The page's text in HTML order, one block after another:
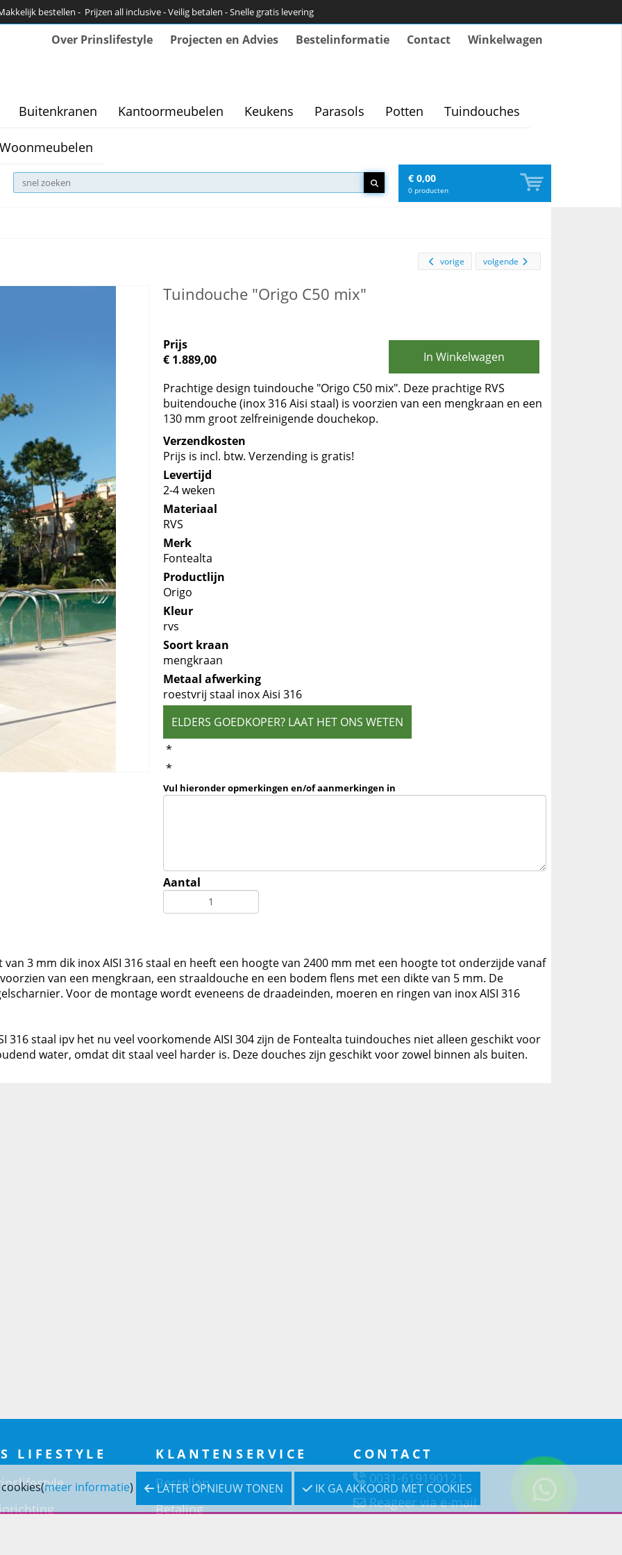
bestellen - Prijzen all inclusive - Veilig betalen - Snelle gratis levering
Over Prinslifestyle Projecten en Advies Bestelinformatie Contact Winkelwagen
Buitenkranen Kantoormeubelen Keukens Parasols Potten Tuindouches
Woonmeubelen
€ 0,00
0 producten
volgende
vorige
Tuindouche "Origo C50 mix"
Prijs
€ 1.889,00
In Winkelwagen
Prachtige design tuindouche "Origo C50 mix". Deze prachtige RVS
buitendouche (inox 316 Aisi staal) is voorzien van een mengkraan en een
130 mm groot zelfreinigende douchekop.
Verzendkosten
Prijs is incl. btw. Verzending is gratis!
Levertijd
2-4 weken
Materiaal
RVS
Merk
Fontealta
Productlijn
Origo
Kleur
rvs
Soort kraan
mengkraan
Metaal afwerking
roestvrij staal inox Aisi 316
ELDERS GOEDKOPER? LAAT HET ONS WETEN
*
*
Vul hieronder opmerkingen en/of aanmerkingen in
Aantal
3 mm dik inox AISI 316 staal en heeft een hoogte van 2400 mm met een hoogte tot onderzijde vanaf
van een mengkraan, een straaldouche en een bodem flens met een dikte van 5 mm. De
Voor de montage wordt eveneens de draadeinden, moeren en ringen van inox AISI 316
316 staal ipv het nu veel voorkomende AISI 304 zijn de Fontealta tuindouches niet alleen geschikt voor
water, omdat dit staal veel harder is. Deze douches zijn geschikt voor zowel binnen als buiten.
meer informatie) LATER OPNIEUW TONEN IK GA AKKOORD MET COOKIES
LIFESTYLE KLANTENSERVICE
Bestellen
Betaling
CONTACT
0031-619190121
Reageer via e-mail